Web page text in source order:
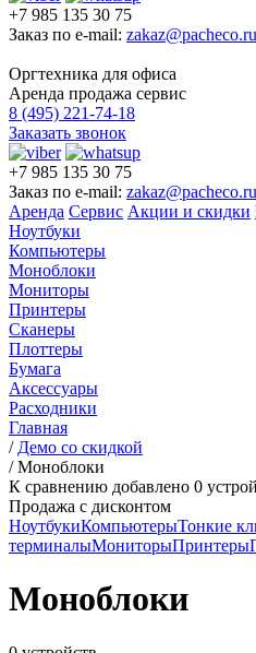
+7 985 135 30 75
Заказ по e-mail: zakaz@pacheco.ru
Оргтехника для офиса
Аренда продажа сервис
8 (495) 221-74-18
Заказать звонок
+7 985 135 30 75
Заказ по e-mail: zakaz@pacheco.ru
Аренда Сервис Акции и скидки
Ноутбуки
Компьютеры
Моноблоки
Мониторы
Принтеры
Сканеры
Плоттеры
Бумага
Аксессуары
Расходники
Главная
/ Демо со скидкой
/Моноблоки
К сравнению добавлено 0
Продажа с дисконтом
НоутбукиКомпьютерыТонкие
терминалыМониторыПринтеры
Моноблоки